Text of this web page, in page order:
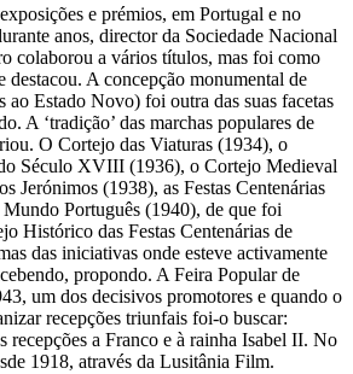
e prémios, em Portugal e no
anos, director da Sociedade Nacional
colaborou a vários títulos, mas foi como
destacou. A concepção monumental de
ao Estado Novo) foi outra das suas facetas
A ‘tradição’ das marchas populares de
O Cortejo das Viaturas (1934), o
Século XVIII (1936), o Cortejo Medieval
Jerónimos (1938), as Festas Centenárias
Português (1940), de que foi
Histórico das Festas Centenárias de
das iniciativas onde esteve activamente
propondo. A Feira Popular de
um dos decisivos promotores e quando o
recepções triunfais foi-o buscar:
recepções a Franco e à rainha Isabel II. No
1918, através da Lusitânia Film.